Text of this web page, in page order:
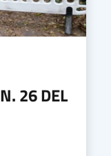
26 DEL